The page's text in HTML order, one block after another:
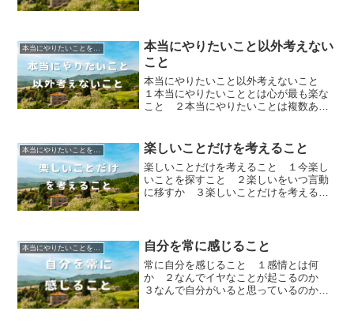
本当にやりたいこと以外考えない
こと
本当にやりたいこと以外考えないこと
１本当にやりたいこととは心が最も楽な
こと ２本当にやりたいことは複数あ
りたいことをしている暮らしはイヤなこ
とがないわけではない ５本当にやりた
いことをしている暮らしは全てが楽しく
全てに愛を感じる
本当にやりたいことを見つける 楽しいことだけを考えること
楽しいことだけを考えること １今楽し
いことを探すこと ２楽しいをいつ言動
に移すか ３楽しいことだけを考えると
自分を常に感じること
常に自分を感じること １感情とは何
か ２なんでイヤなことが起こるのか
３なんで自分がいると思っているのか